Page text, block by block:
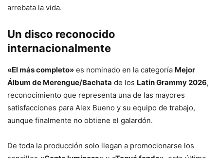
arrebata la vida.
Un disco reconocido
internacionalmente
«El más completo» es nominado en la categoría Mejor
Álbum de Merengue/Bachata de los Latin Grammy 2026,
reconocimiento que representa una de las mayores
satisfacciones para Alex Bueno y su equipo de trabajo,
aunque finalmente no obtiene el galardón.
De toda la producción solo llegan a promocionarse los